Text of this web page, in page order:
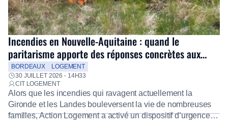
Incendies en Nouvelle-Aquitaine : quand le
paritarisme apporte des réponses concrètes aux
salariés
BORDEAUX
LOGEMENT
30 JUILLET 2026 - 14H33
CIT LOGEMENT
Alors que les incendies qui ravagent actuellement la
Gironde et les Landes bouleversent la vie de nombreuses
familles, Action Logement a activé un dispositif d’urgence